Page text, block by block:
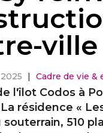
ville
| Cadre de vie
l'îlot Codos à
résidence «
souterrain, 510